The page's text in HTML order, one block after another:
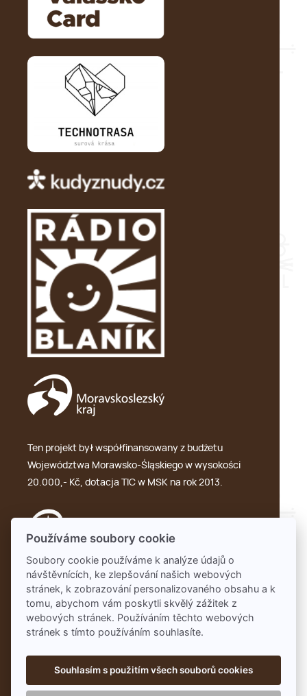
Ten projekt był współfinansowany z budżetu
Województwa Morawsko-Śląskiego w wysokości
20.000,- Kč, dotacja TIC w MSK na rok 2013.
GDPR
Používáme soubory cookie
Soubory cookie používáme k analýze údajů o
návštěvnících, ke zlepšování našich webových
stránek, k zobrazování personalizovaného obsahu a k
tomu, abychom vám poskytli skvělý zážitek z
webových stránek. Používáním těchto webových
stránek s tímto používáním souhlasíte.
Souhlasím s použitím všech souborů cookies